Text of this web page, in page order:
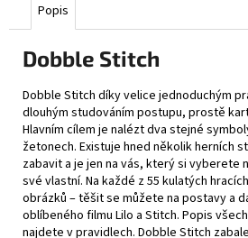
Popis
Dobble Stitch
Dobble Stitch díky velice jednoduchým
dlouhým studováním postupu, prostě
Hlavním cílem je nalézt dva stejné
žetonech. Existuje hned několik herních
zabavit a je jen na vás, který si vyberete
své vlastní. Na každé z 55 kulatých
obrázků – těšit se můžete na postavy a
oblíbeného filmu Lilo a Stitch. Popis
najdete v pravidlech. Dobble Stitch
2026
WORLD'S
MONARCHS
2
BOOSTER
249
Kč